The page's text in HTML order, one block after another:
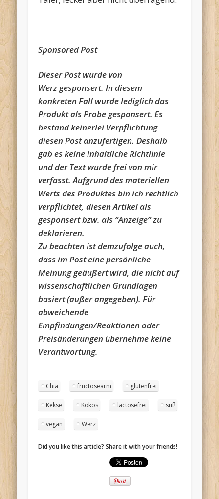
Sponsored Post
Dieser Post wurde von
Werz gesponsert. In diesem
konkreten Fall wurde lediglich das
Produkt als Probe gesponsert. Es
bestand keinerlei Verpflichtung
diesen Post anzufertigen. Deshalb
gab es keine inhaltliche Richtlinie
und der Text wurde frei von mir
verfasst. Aufgrund des materiellen
Werts des Produktes bin ich rechtlich
verpflichtet, diesen Artikel als
gesponsert bzw. als “Anzeige” zu
deklarieren.
Zu beachten ist demzufolge auch,
dass im Post eine persönliche
Meinung geäußert wird, die nicht auf
wissenschaftlichen Grundlagen
basiert (außer angegeben). Für
abweichende
Empfindungen/Reaktionen oder
Preisänderungen übernehme keine
Verantwortung.
Chia fructosearm glutenfrei
Kekse Kokos lactosefrei süß
vegan Werz
Did you like this article? Share it with your friends!